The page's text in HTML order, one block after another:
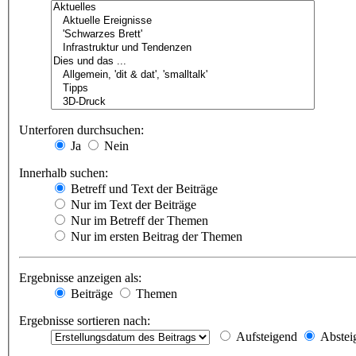
Unterforen durchsuchen:
Ja
Nein
Innerhalb suchen:
Betreff und Text der Beiträge
Nur im Text der Beiträge
Nur im Betreff der Themen
Nur im ersten Beitrag der Themen
Ergebnisse anzeigen als:
Beiträge
Themen
Ergebnisse sortieren nach:
Aufsteigend